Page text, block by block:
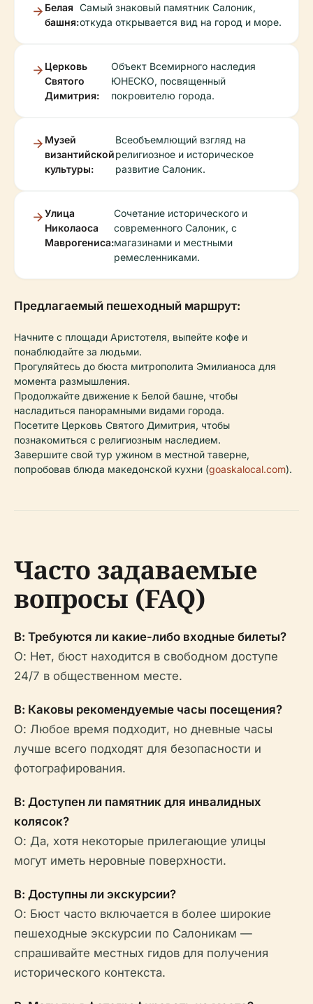
Белая
башня:
Самый знаковый памятник Салоник,
откуда открывается вид на город и море.
Церковь
Святого
Димитрия:
Объект Всемирного наследия
ЮНЕСКО, посвященный
покровителю города.
Музей
византийской
культуры:
Всеобъемлющий взгляд на
религиозное и историческое
развитие Салоник.
Улица
Николаоса
Маврогениса:
Сочетание исторического и
современного Салоник, с
магазинами и местными
ремесленниками.
Предлагаемый пешеходный маршрут:
Начните с площади Аристотеля, выпейте кофе и
понаблюдайте за людьми.
Прогуляйтесь до бюста митрополита Эмилианоса для
момента размышления.
Продолжайте движение к Белой башне, чтобы
насладиться панорамными видами города.
Посетите Церковь Святого Димитрия, чтобы
познакомиться с религиозным наследием.
Завершите свой тур ужином в местной таверне,
попробовав блюда македонской кухни (goaskalocal.com).
Часто задаваемые
вопросы (FAQ)
В: Требуются ли какие-либо входные билеты?
О: Нет, бюст находится в свободном доступе
24/7 в общественном месте.
В: Каковы рекомендуемые часы посещения?
О: Любое время подходит, но дневные часы
лучше всего подходят для безопасности и
фотографирования.
В: Доступен ли памятник для инвалидных
колясок?
О: Да, хотя некоторые прилегающие улицы
могут иметь неровные поверхности.
В: Доступны ли экскурсии?
О: Бюст часто включается в более широкие
пешеходные экскурсии по Салоникам —
спрашивайте местных гидов для получения
исторического контекста.